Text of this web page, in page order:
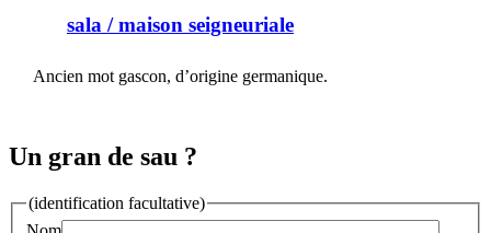
sala / maison seigneuriale
Ancien mot gascon, d’origine germanique.
Un gran de sau ?
(identification facultative)